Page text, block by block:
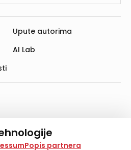
kolačiće i slične
Popis partnera
Upute autorima
AI Lab